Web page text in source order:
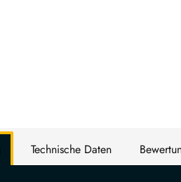
Technische Daten